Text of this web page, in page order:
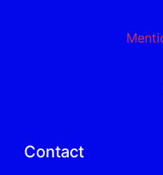
Contact